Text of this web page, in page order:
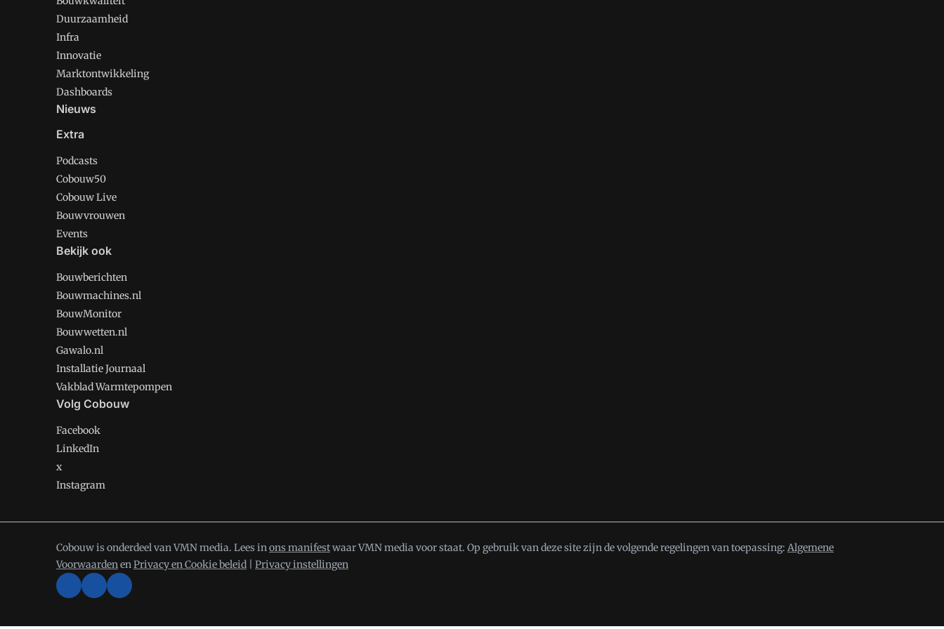
Duurzaamheid
Infra
Innovatie
Marktontwikkeling
Dashboards
Nieuws
Extra
Podcasts
Cobouw50
Cobouw Live
Bouwvrouwen
Events
Bekijk ook
Bouwberichten
Bouwmachines.nl
BouwMonitor
Bouwwetten.nl
Gawalo.nl
Installatie Journaal
Vakblad Warmtepompen
Volg Cobouw
Facebook
LinkedIn
x
Instagram
Cobouw is onderdeel van VMN media. Lees inons manifestwaar VMN media voor staat. Op gebruik van deze site zijn de volgende regelingen van toepassing: Algemene
VoorwaardenenPrivacy en Cookie beleid Privacy instellingen